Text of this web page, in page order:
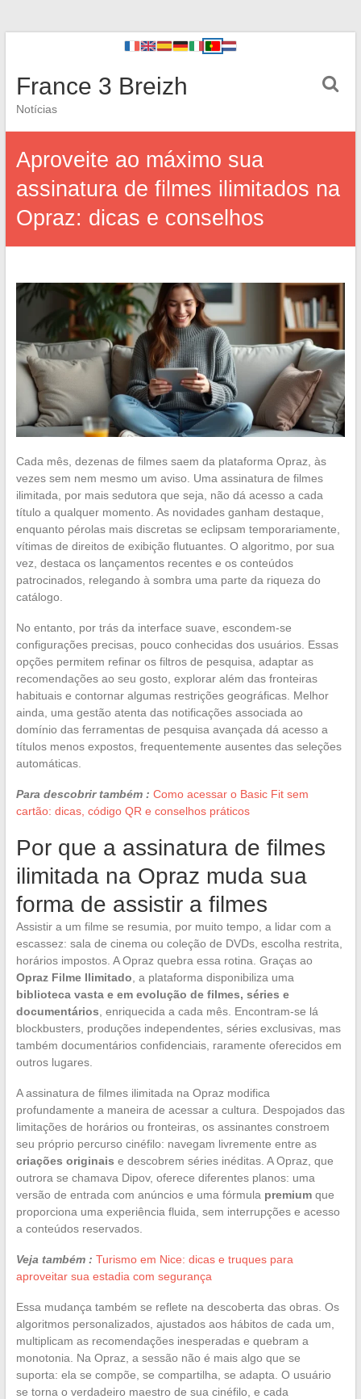
France 3 Breizh
Notícias
Aproveite ao máximo sua
assinatura de filmes ilimitados na
Opraz: dicas e conselhos
Cada mês, dezenas de filmes saem da plataforma Opraz, às
vezes sem nem mesmo um aviso. Uma assinatura de filmes
ilimitada, por mais sedutora que seja, não dá acesso a cada
título a qualquer momento. As novidades ganham destaque,
enquanto pérolas mais discretas se eclipsam temporariamente,
vítimas de direitos de exibição flutuantes. O algoritmo, por sua
vez, destaca os lançamentos recentes e os conteúdos
patrocinados, relegando à sombra uma parte da riqueza do
catálogo.
No entanto, por trás da interface suave, escondem-se
configurações precisas, pouco conhecidas dos usuários. Essas
opções permitem refinar os filtros de pesquisa, adaptar as
recomendações ao seu gosto, explorar além das fronteiras
habituais e contornar algumas restrições geográficas. Melhor
ainda, uma gestão atenta das notificações associada ao
domínio das ferramentas de pesquisa avançada dá acesso a
títulos menos expostos, frequentemente ausentes das seleções
automáticas.
Para descobrir também : Como acessar o Basic Fit sem
cartão: dicas, código QR e conselhos práticos
Por que a assinatura de filmes
ilimitada na Opraz muda sua
forma de assistir a filmes
Assistir a um filme se resumia, por muito tempo, a lidar com a
escassez: sala de cinema ou coleção de DVDs, escolha restrita,
horários impostos. A Opraz quebra essa rotina. Graças ao
Opraz Filme Ilimitado , a plataforma disponibiliza uma
biblioteca vasta e em evolução de filmes, séries e
documentários , enriquecida a cada mês. Encontram-se lá
blockbusters, produções independentes, séries exclusivas, mas
também documentários confidenciais, raramente oferecidos em
outros lugares.
A assinatura de filmes ilimitada na Opraz modifica
profundamente a maneira de acessar a cultura. Despojados das
limitações de horários ou fronteiras, os assinantes constroem
seu próprio percurso cinéfilo: navegam livremente entre as
criações originais e descobrem séries inéditas. A Opraz, que
outrora se chamava Dipov, oferece diferentes planos: uma
versão de entrada com anúncios e uma fórmula premiumque
proporciona uma experiência fluida, sem interrupções e acesso
a conteúdos reservados.
Veja também : Turismo em Nice: dicas e truques para
aproveitar sua estadia com segurança
Essa mudança também se reflete na descoberta das obras. Os
algoritmos personalizados, ajustados aos hábitos de cada um,
multiplicam as recomendações inesperadas e quebram a
monotonia. Na Opraz, a sessão não é mais algo que se
suporta: ela se compõe, se compartilha, se adapta. O usuário
se torna o verdadeiro maestro de sua cinéfilo, e cada